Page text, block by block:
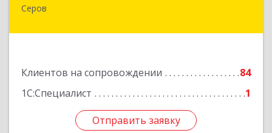
Серов
Клиентов на сопровождении
84
1С:Специалист
1
Отправить заявку
624980, Свердловская обл, Серов г, Кирова ул,
Отправить заявку